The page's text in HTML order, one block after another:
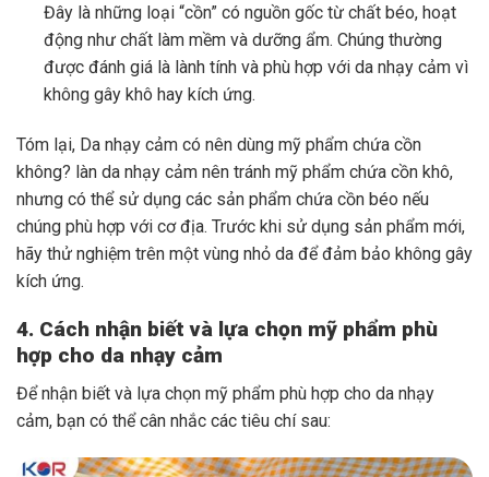
Đây là những loại “cồn” có nguồn gốc từ chất béo, hoạt
động như chất làm mềm và dưỡng ẩm. Chúng thường
được đánh giá là lành tính và phù hợp với da nhạy cảm vì
không gây khô hay kích ứng.
Tóm lại, Da nhạy cảm có nên dùng mỹ phẩm chứa cồn
không? làn da nhạy cảm nên tránh mỹ phẩm chứa cồn khô,
nhưng có thể sử dụng các sản phẩm chứa cồn béo nếu
chúng phù hợp với cơ địa. Trước khi sử dụng sản phẩm mới,
hãy thử nghiệm trên một vùng nhỏ da để đảm bảo không gây
kích ứng.
4. Cách nhận biết và lựa chọn mỹ phẩm phù
hợp cho da nhạy cảm
Để nhận biết và lựa chọn mỹ phẩm phù hợp cho da nhạy
cảm, bạn có thể cân nhắc các tiêu chí sau: